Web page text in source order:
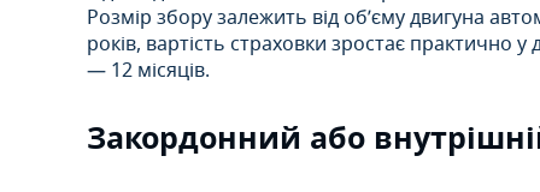
Розмір збору залежить від об’єму двигуна
років, вартість страховки зростає практично
— 12 місяців.
Закордонний або